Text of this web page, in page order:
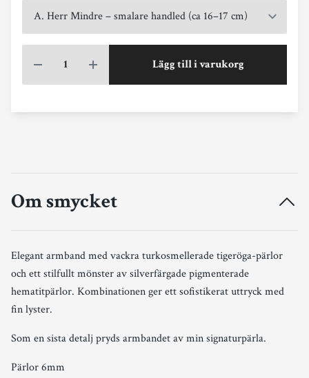
Lägg till i varukorg
Om smycket
Elegant armband med vackra turkosmellerade tigeröga-pärlor
och ett stilfullt mönster av silverfärgade pigmenterade
hematitpärlor. Kombinationen ger ett sofistikerat uttryck med
fin lyster.
Som en sista detalj pryds armbandet av min signaturpärla.
Pärlor 6mm